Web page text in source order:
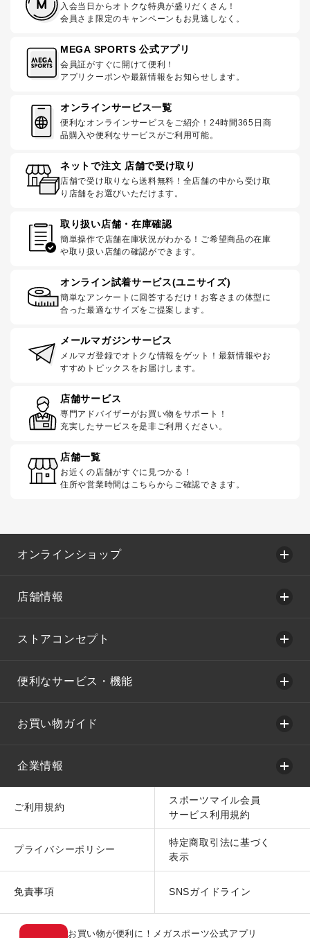
入会当日からオトクな特典が盛りだくさん！
会員さま限定のキャンペーンもお見逃しなく。
MEGA SPORTS 公式アプリ
会員証がすぐに開けて便利！
アプリクーポンや最新情報をお知らせします。
オンラインサービス一覧
便利なオンラインサービスをご紹介！24時間365日商
品購入や便利なサービスがご利用可能。
ネットで注文 店舗で受け取り
店舗で受け取りなら送料無料！全店舗の中から受け取
り店舗をお選びいただけます。
取り扱い店舗・在庫確認
簡単操作で店舗在庫状況がわかる！ご希望商品の在庫
や取り扱い店舗の確認ができます。
オンライン試着サービス(ユニサイズ)
簡単なアンケートに回答するだけ！お客さまの体型に
合った最適なサイズをご提案します。
メールマガジンサービス
メルマガ登録でオトクな情報をゲット！最新情報やお
すすめトピックスをお届けします。
店舗サービス
専門アドバイザーがお買い物をサポート！
充実したサービスを是非ご利用ください。
店舗一覧
お近くの店舗がすぐに見つかる！
住所や営業時間はこちらからご確認できます。
オンラインショップ
店舗情報
ストアコンセプト
便利なサービス・機能
お買い物ガイド
企業情報
ご利用規約
スポーツマイル会員
サービス利用規約
プライバシーポリシー
特定商取引法に基づく
表示
免責事項 SNSガイドライン
お買い物が便利に！メガスポーツ公式アプリ